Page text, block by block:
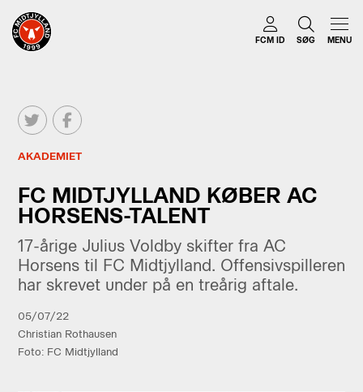
FCM ID SØG MENU
AKADEMIET
FC MIDTJYLLAND KØBER AC
HORSENS-TALENT
17-årige Julius Voldby skifter fra AC
Horsens til FC Midtjylland. Offensivspilleren
har skrevet under på en treårig aftale.
05/07/22
Christian Rothausen
Foto: FC Midtjylland